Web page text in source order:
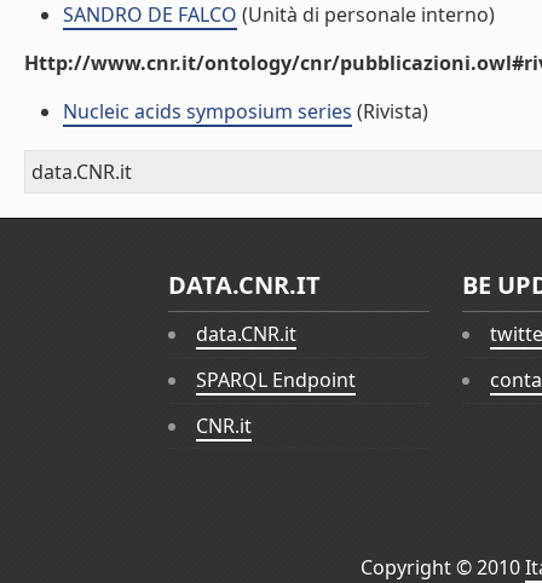
SANDRO DE FALCO (Unità di personale interno)
Http://www.cnr.it/ontology/cnr/
Nucleic acids symposium series (Rivista)
data.CNR.it
DATA.CNR.IT
data.CNR.it
SPARQL Endpoint
CNR.it
BE
Copyright © 2010